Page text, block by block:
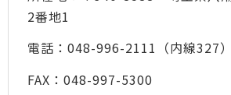
2番地1
電話：048-996-2111（内線327）
FAX：048-997-5300